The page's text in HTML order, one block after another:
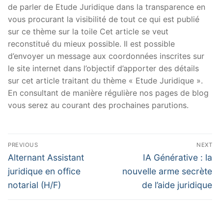
de parler de Etude Juridique dans la transparence en
vous procurant la visibilité de tout ce qui est publié
sur ce thème sur la toile Cet article se veut
reconstitué du mieux possible. Il est possible
d’envoyer un message aux coordonnées inscrites sur
le site internet dans l’objectif d’apporter des détails
sur cet article traitant du thème « Etude Juridique ».
En consultant de manière régulière nos pages de blog
vous serez au courant des prochaines parutions.
Navigation
de
l’article
PREVIOUS
Previous
post:
Alternant Assistant
juridique en office
notarial (H/F)
NEXT
Next
post:
IA Générative : la
nouvelle arme secrète
de l’aide juridique